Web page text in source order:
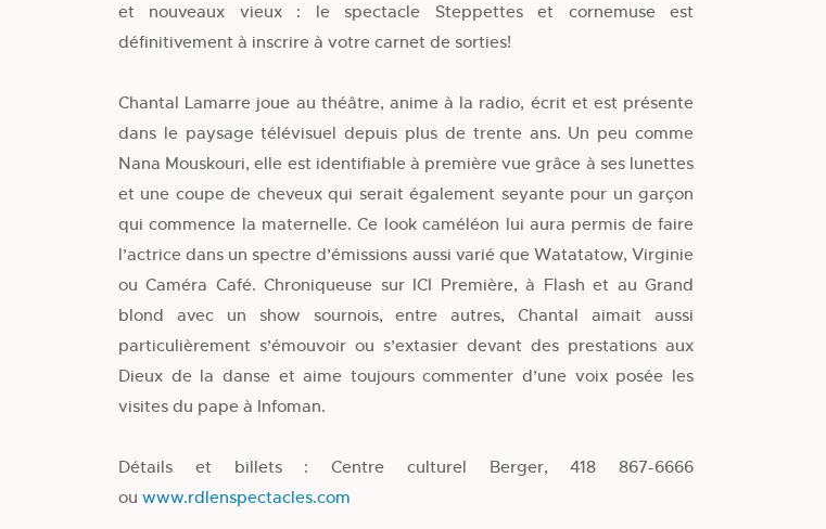
et nouveaux vieux : le spectacle Steppettes et cornemuse est
définitivement à inscrire à votre carnet de sorties!
Chantal Lamarre joue au théâtre, anime à la radio, écrit et est présente
dans le paysage télévisuel depuis plus de trente ans. Un peu comme
Nana Mouskouri, elle est identifiable à première vue grâce à ses lunettes
et une coupe de cheveux qui serait également seyante pour un garçon
qui commence la maternelle. Ce look caméléon lui aura permis de faire
l’actrice dans un spectre d’émissions aussi varié que Watatatow, Virginie
ou Caméra Café. Chroniqueuse sur ICI Première, à Flash et au Grand
blond avec un show sournois, entre autres, Chantal aimait aussi
particulièrement s’émouvoir ou s’extasier devant des prestations aux
Dieux de la danse et aime toujours commenter d’une voix posée les
visites du pape à Infoman.
Détails et billets : Centre culturel Berger, 418 867-6666
ou www.rdlenspectacles.com